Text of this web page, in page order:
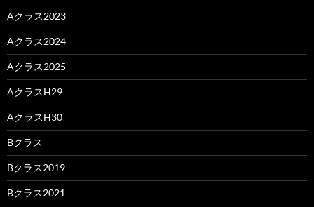
Aクラス2023
Aクラス2024
Aクラス2025
AクラスH29
AクラスH30
Bクラス
Bクラス2019
Bクラス2021